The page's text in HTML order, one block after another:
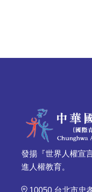
發揚『世界人權宣
進人權教育。